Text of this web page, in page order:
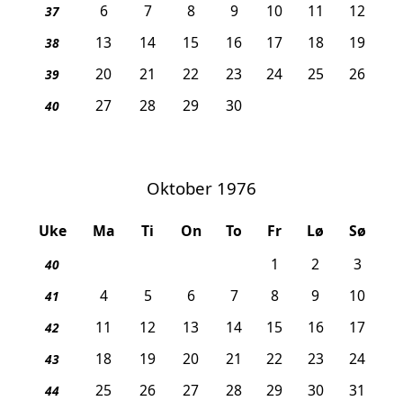
37 6 7 8 9 10 11 12
38 13 14 15 16 17 18 19
39 20 21 22 23 24 25 26
40 27 28 29 30
Oktober 1976
Uke Ma Ti On To Fr Lø Sø
40 1 2 3
41 4 5 6 7 8 9 10
42 11 12 13 14 15 16 17
43 18 19 20 21 22 23 24
44 25 26 27 28 29 30 31